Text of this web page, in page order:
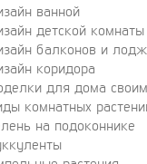
ванной
детской комнаты
балконов и
коридора
для дома
комнатных
на подоконнике